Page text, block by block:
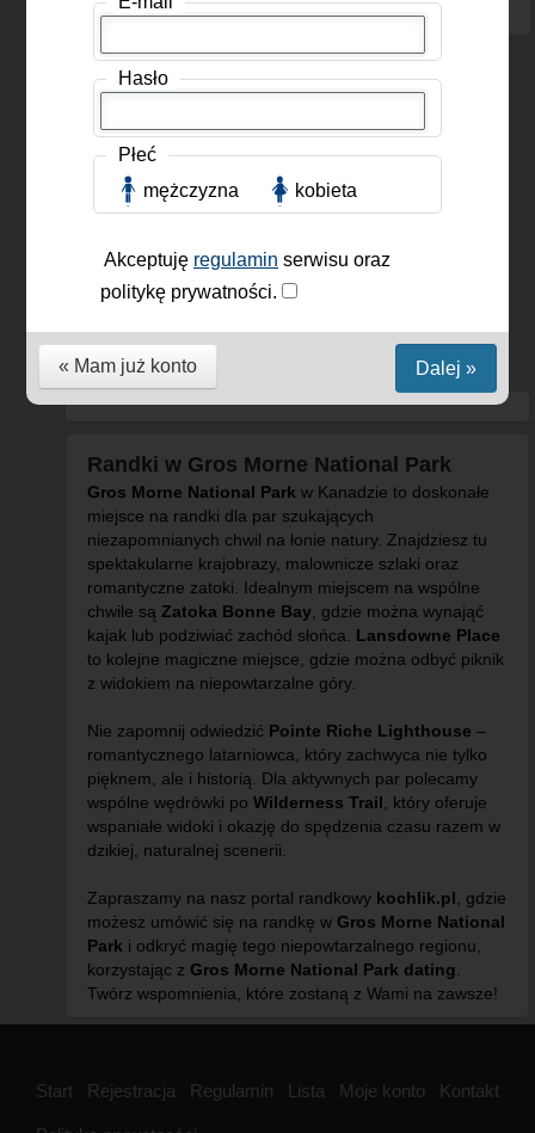
42 lat
Randki w Gros Morne National Park
Gros Morne National Park w Kanadzie to doskonałe
miejsce na randki dla par szukających
niezapomnianych chwil na łonie natury. Znajdziesz tu
spektakularne krajobrazy, malownicze szlaki oraz
romantyczne zatoki. Idealnym miejscem na wspólne
chwile są Zatoka Bonne Bay , gdzie można wynająć
kajak lub podziwiać zachód słońca. Lansdowne Place
to kolejne magiczne miejsce, gdzie można odbyć piknik
z widokiem na niepowtarzalne góry.
Nie zapomnij odwiedzić Pointe Riche Lighthouse –
romantycznego latarniowca, który zachwyca nie tylko
pięknem, ale i historią. Dla aktywnych par polecamy
wspólne wędrówki po Wilderness Trail , który oferuje
wspaniałe widoki i okazję do spędzenia czasu razem w
dzikiej, naturalnej scenerii.
Zapraszamy na nasz portal randkowy kochlik.pl , gdzie
możesz umówić się na randkę w Gros Morne National
Park i odkryć magię tego niepowtarzalnego regionu,
korzystając z Gros Morne National Park dating
Twórz wspomnienia, które zostaną z Wami na zawsze!
Start Rejestracja Regulamin Lista Moje konto Kontakt
Hasło
Płeć
mężczyzna
kobieta
Akceptuję regulamin serwisu oraz
politykę prywatności.
« Mam już konto Dalej »